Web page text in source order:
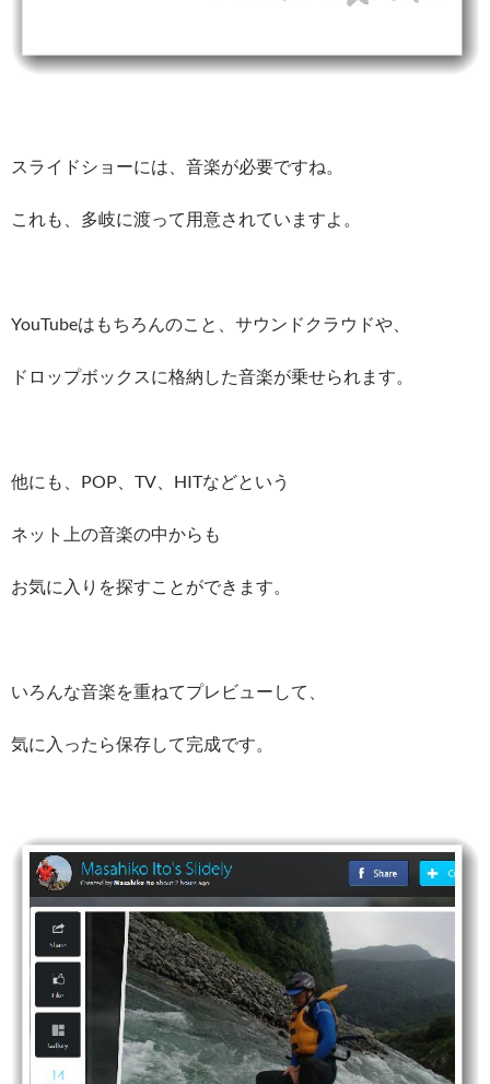
スライドショーには、音楽が必要ですね。
これも、多岐に渡って用意されていますよ。
YouTubeはもちろんのこと、サウンドクラウドや、
ドロップボックスに格納した音楽が乗せられます。
他にも、POP、TV、HITなどという
ネット上の音楽の中からも
お気に入りを探すことができます。
いろんな音楽を重ねてプレビューして、
気に入ったら保存して完成です。